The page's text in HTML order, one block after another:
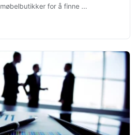
for å finne ...